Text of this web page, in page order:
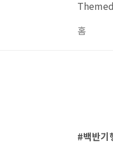
홈
백반